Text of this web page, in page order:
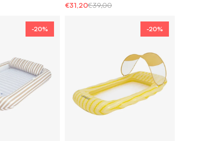
€31,20€39,00
-20% -20%